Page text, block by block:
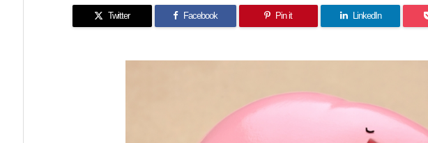
Twitter Facebook Pin it LinkedIn